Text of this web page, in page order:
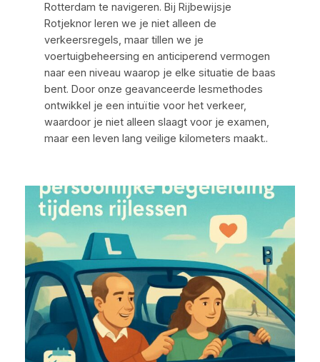
Rotterdam te navigeren. Bij Rijbewijsje
Rotjeknor leren we je niet alleen de
verkeersregels, maar tillen we je
voertuigbeheersing en anticiperend vermogen
naar een niveau waarop je elke situatie de baas
bent. Door onze geavanceerde lesmethodes
ontwikkel je een intuïtie voor het verkeer,
waardoor je niet alleen slaagt voor je examen,
maar een leven lang veilige kilometers maakt..